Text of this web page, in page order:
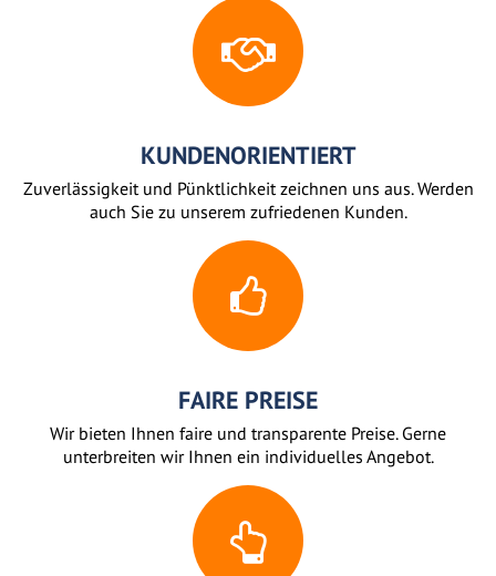
KUNDENORIENTIERT
Zuverlässigkeit und Pünktlichkeit zeichnen uns aus. Werden
auch Sie zu unserem zufriedenen Kunden.
FAIRE PREISE
Wir bieten Ihnen faire und transparente Preise. Gerne
unterbreiten wir Ihnen ein individuelles Angebot.